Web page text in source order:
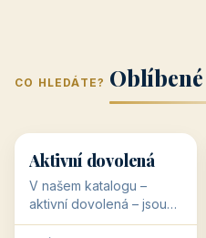
CO HLEDÁTE?
🥾 36 objektů
Aktivní dovolená
V našem katalogu –
aktivní dovolená – jsou
pro Vás připraveny